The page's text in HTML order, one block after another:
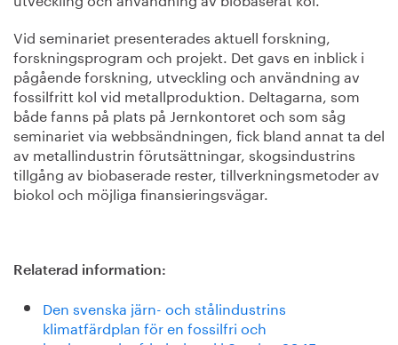
Vid seminariet presenterades aktuell forskning,
forskningsprogram och projekt. Det gavs en inblick i
pågående forskning, utveckling och användning av
fossilfritt kol vid metallproduktion. Deltagarna, som
både fanns på plats på Jernkontoret och som såg
seminariet via webbsändningen, fick bland annat ta del
av metallindustrin förutsättningar, skogsindustrins
tillgång av biobaserade rester, tillverkningsmetoder av
biokol och möjliga finansieringsvägar.
Relaterad information:
Den svenska järn- och stålindustrins
klimatfärdplan för en fossilfri och